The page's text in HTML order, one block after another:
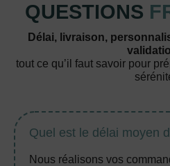
QUESTIONS
Délai, livraison,
tout ce qu’il faut savoir pour
Quel est le délai moyen
Nous réalisons vos